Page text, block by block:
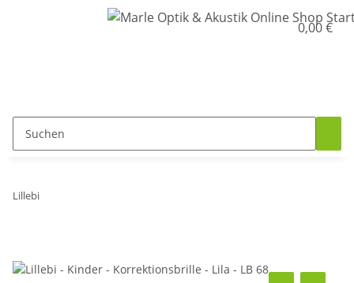
0,00 €
Lillebi